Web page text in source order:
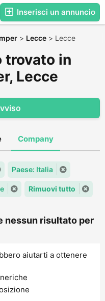
Inserisci un annuncio
> Lecce > Lecce
trovato in
Lecce
Company
Paese: Italia
Rimuovi tutto
nessun risultato per
aiutarti a ottenere